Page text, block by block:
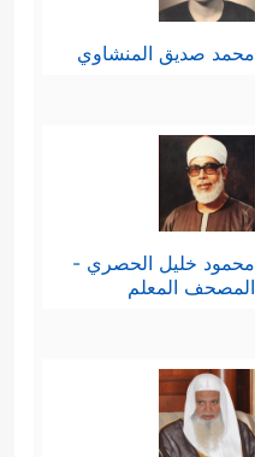
محمد صديق المنشاوي
محمود خليل الحصري -
المصحف المعلم